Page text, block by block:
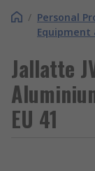
/ Personal
Equipment
Jallatte
EU 41